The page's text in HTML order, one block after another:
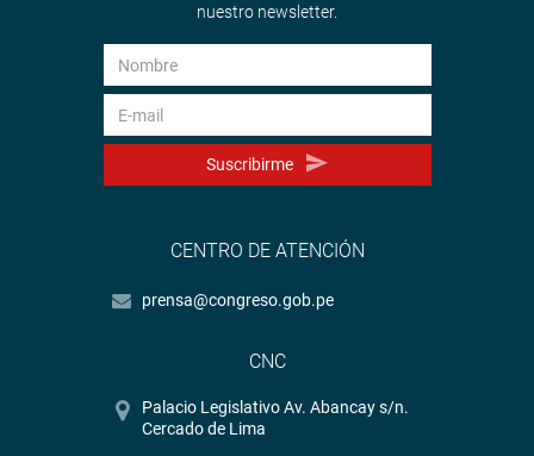
nuestro newsletter.
Suscribirme
CENTRO DE ATENCIÓN
prensa@congreso.gob.pe
CNC
Palacio Legislativo Av. Abancay s/n.
Cercado de Lima